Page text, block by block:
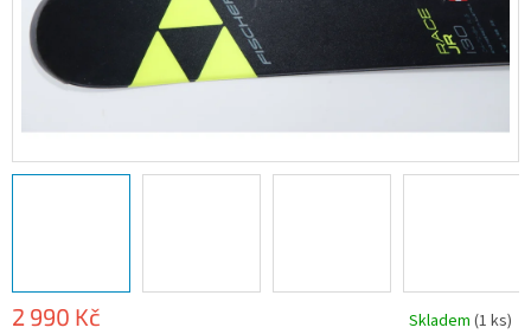
2 990 Kč Skladem(1 ks)